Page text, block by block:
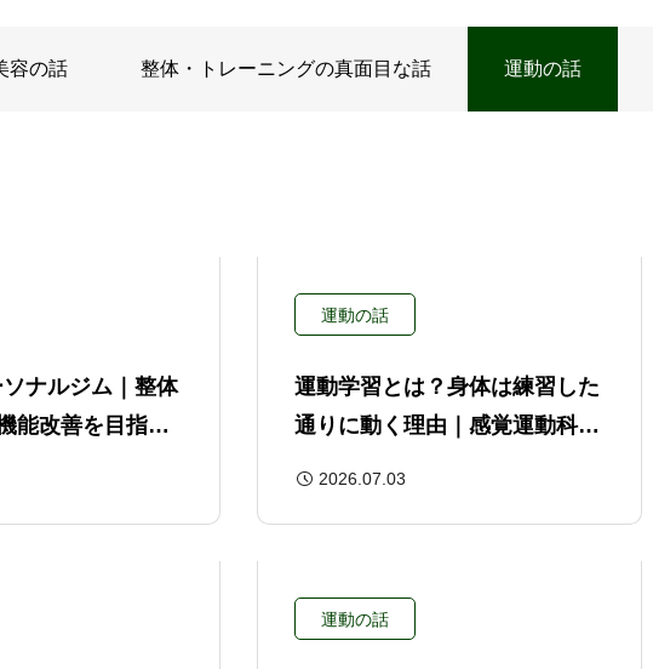
容の話 整体・トレーニングの真面目な話 運動の話
ナルジム｜整体
能改善を目指す
運動の話
運動学習とは？身体は練習した
通りに動く理由｜感覚運動科学
2026.07.03
運動の話